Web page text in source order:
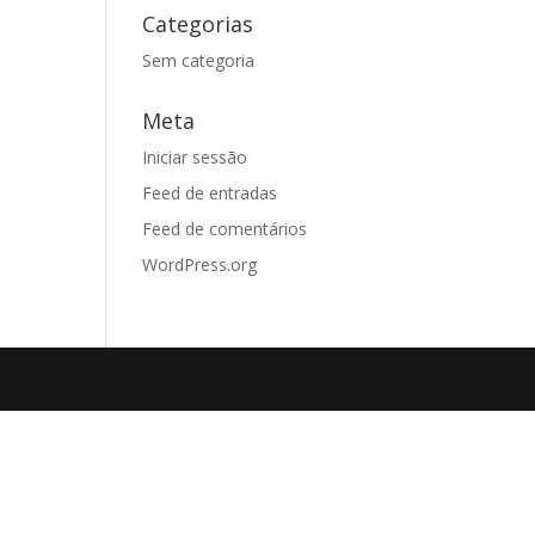
Categorias
Sem categoria
Meta
Iniciar sessão
Feed de entradas
Feed de comentários
WordPress.org